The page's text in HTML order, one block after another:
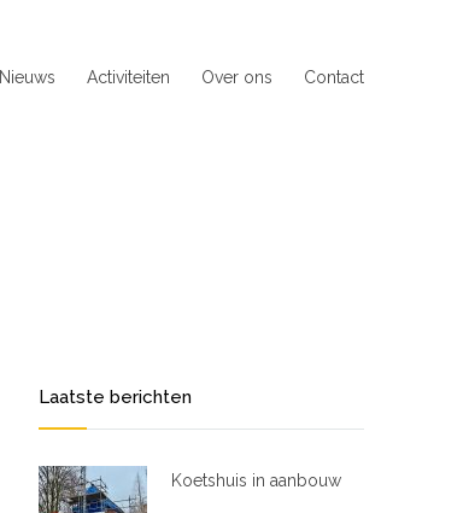
Nieuws Activiteiten Over ons Contact
Laatste berichten
Koetshuis in aanbouw